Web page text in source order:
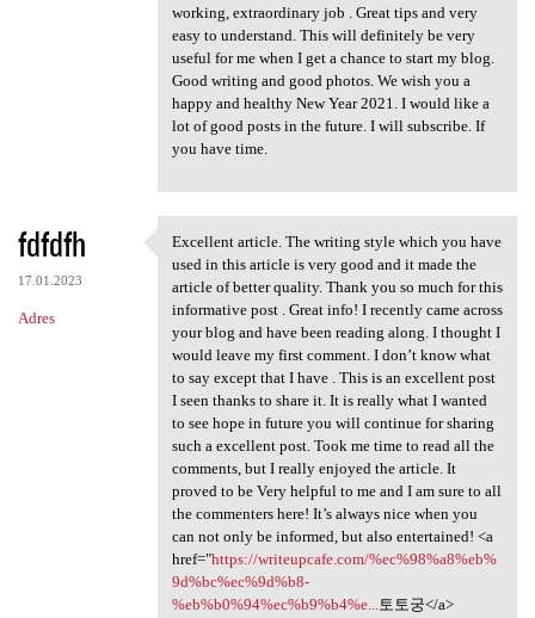
working, extraordinary job . Great tips and very
easy to understand. This will definitely be very
useful for me when I get a chance to start my blog.
Good writing and good photos. We wish you a
happy and healthy New Year 2021. I would like a
lot of good posts in the future. I will subscribe. If
you have time.
fdfdfh
17.01.2023
Adres
Excellent article. The
Excellent article. The writing style which you have
used in this article is very good and it made the
article of better quality. Thank you so much for this
informative post . Great info! I recently came across
your blog and have been reading along. I thought I
would leave my first comment. I don’t know what
to say except that I have . This is an excellent post
I seen thanks to share it. It is really what I wanted
to see hope in future you will continue for sharing
such a excellent post. Took me time to read all the
comments, but I really enjoyed the article. It
proved to be Very helpful to me and I am sure to all
the commenters here! It’s always nice when you
can not only be informed, but also entertained! <a
href="https://writeupcafe.com/%ec%98%a8%eb%
9d%bc%ec%9d%b8-
%eb%b0%94%ec%b9%b4%e...토토궁</a>